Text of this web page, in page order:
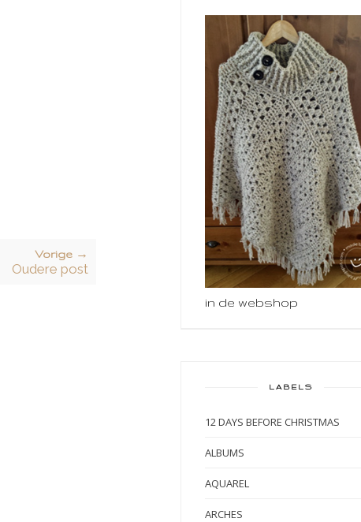
Vorige →
Oudere post
in de webshop
LABELS
12 DAYS BEFORE CHRISTMAS
ALBUMS
AQUAREL
ARCHES